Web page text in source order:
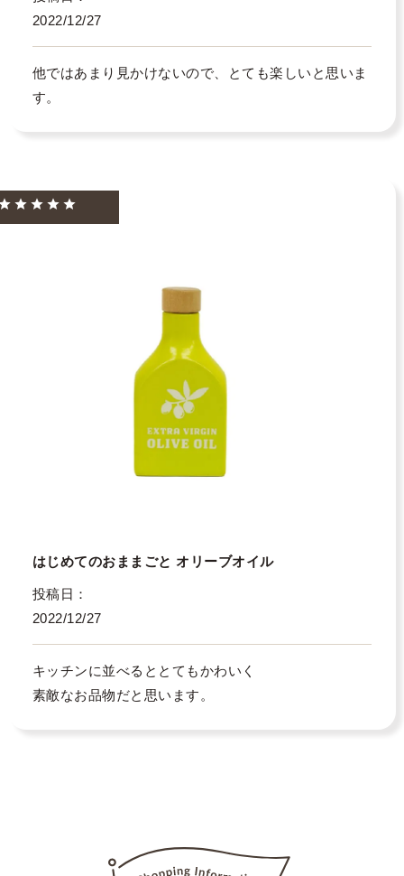
2022/12/27
他ではあまり見かけないので、とても楽しいと思いま
す。
はじめてのおままごと オリーブオイル
投稿日
2022/12/27
キッチンに並べるととてもかわいく
素敵なお品物だと思います。